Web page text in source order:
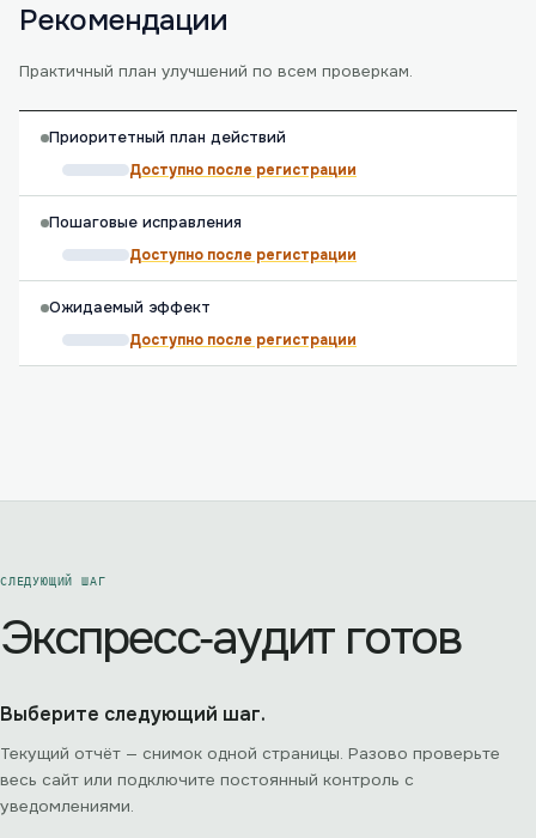
Рекомендации
Практичный план улучшений по всем проверкам.
Приоритетный план действий
Доступно после регистрации
Пошаговые исправления
Доступно после регистрации
Ожидаемый эффект
Доступно после регистрации
СЛЕДУЮЩИЙ ШАГ
Экспресс‑аудит готов
Выберите следующий шаг.
Текущий отчёт — снимок одной страницы. Разово проверьте
весь сайт или подключите постоянный контроль с
уведомлениями.